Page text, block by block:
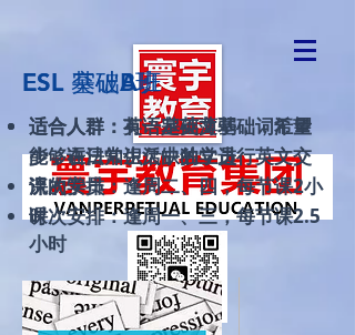
ESL 基础A班
​适合人群 ：有一定英文基础，希望
能够在日常生活中独立进行英文交
流的学员
课次安排：​逢周一、三，每节课2.5
小时
ESL 突破B班
​适合人群 ：英语基础薄弱，词汇量
少，语法知识欠缺的学员
课次安排：​逢周二、四，每节课2小
时